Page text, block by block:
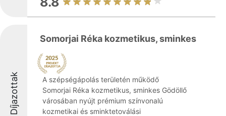
Díjazottak
Somorjai Réka kozmetikus, sminkes
A szépségápolás területén működő
Somorjai Réka kozmetikus, sminkes Gödöllő
városában nyújt prémium színvonalú
kozmetikai és sminktetoválási